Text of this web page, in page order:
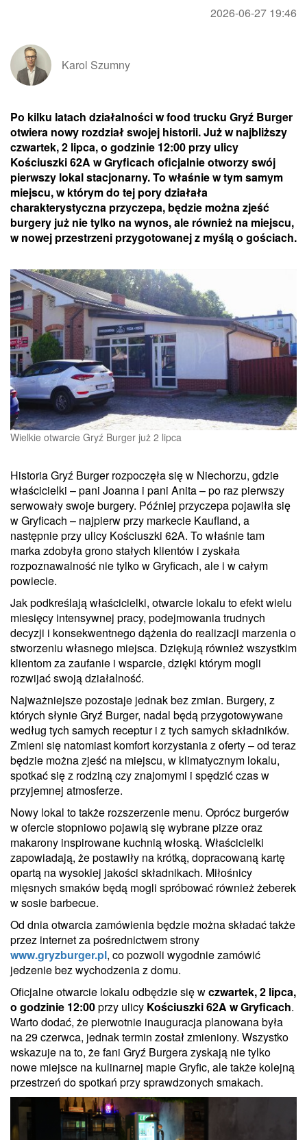
2026-06-27 19:46
Karol Szumny
Po kilku latach działalności w food trucku Gryź Burger
otwiera nowy rozdział swojej historii. Już w najbliższy
czwartek, 2 lipca, o godzinie 12:00 przy ulicy
Kościuszki 62A w Gryficach oficjalnie otworzy swój
pierwszy lokal stacjonarny. To właśnie w tym samym
miejscu, w którym do tej pory działała
charakterystyczna przyczepa, będzie można zjeść
burgery już nie tylko na wynos, ale również na miejscu,
w nowej przestrzeni przygotowanej z myślą o gościach.
Wielkie otwarcie Gryź Burger już 2 lipca
Historia Gryź Burger rozpoczęła się w Niechorzu, gdzie
właścicielki – pani Joanna i pani Anita – po raz pierwszy
serwowały swoje burgery. Później przyczepa pojawiła się
w Gryficach – najpierw przy markecie Kaufland, a
następnie przy ulicy Kościuszki 62A. To właśnie tam
marka zdobyła grono stałych klientów i zyskała
rozpoznawalność nie tylko w Gryficach, ale i w całym
powiecie.
Jak podkreślają właścicielki, otwarcie lokalu to efekt wielu
miesięcy intensywnej pracy, podejmowania trudnych
decyzji i konsekwentnego dążenia do realizacji marzenia o
stworzeniu własnego miejsca. Dziękują również wszystkim
klientom za zaufanie i wsparcie, dzięki którym mogli
rozwijać swoją działalność.
Najważniejsze pozostaje jednak bez zmian. Burgery, z
których słynie Gryź Burger, nadal będą przygotowywane
według tych samych receptur i z tych samych składników.
Zmieni się natomiast komfort korzystania z oferty – od teraz
będzie można zjeść na miejscu, w klimatycznym lokalu,
spotkać się z rodziną czy znajomymi i spędzić czas w
przyjemnej atmosferze.
Nowy lokal to także rozszerzenie menu. Oprócz burgerów
w ofercie stopniowo pojawią się wybrane pizze oraz
makarony inspirowane kuchnią włoską. Właścicielki
zapowiadają, że postawiły na krótką, dopracowaną kartę
opartą na wysokiej jakości składnikach. Miłośnicy
mięsnych smaków będą mogli spróbować również żeberek
w sosie barbecue.
Od dnia otwarcia zamówienia będzie można składać także
przez internet za pośrednictwem strony
www.gryzburger.pl, co pozwoli wygodnie zamówić
jedzenie bez wychodzenia z domu.
Oficjalne otwarcie lokalu odbędzie się wczwartek, 2 lipca,
o godzinie 12:00przy ulicy Kościuszki 62A w Gryficach.
Warto dodać, że pierwotnie inauguracja planowana była
na 29 czerwca, jednak termin został zmieniony. Wszystko
wskazuje na to, że fani Gryź Burgera zyskają nie tylko
nowe miejsce na kulinarnej mapie Gryfic, ale także kolejną
przestrzeń do spotkań przy sprawdzonych smakach.